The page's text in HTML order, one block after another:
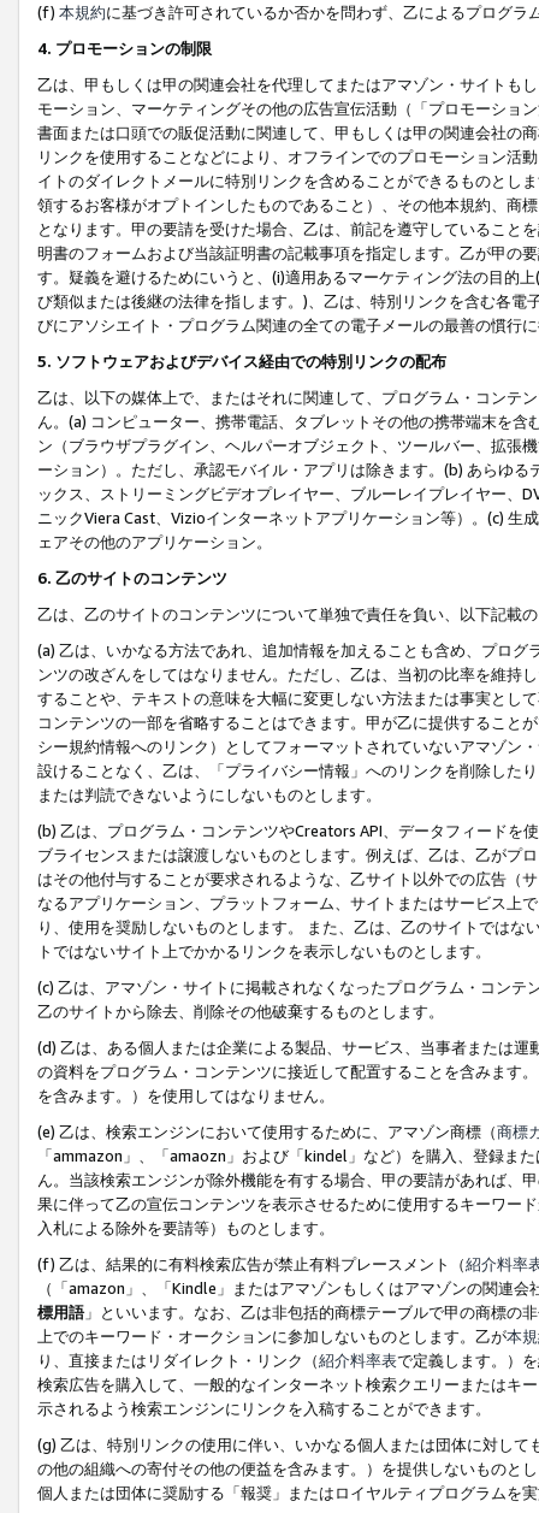
(f) 本規約に基づき許可されているか否かを問わず、乙によるプログ
4. プロモーションの制限
乙は、甲もしくは甲の関連会社を代理してまたはアマゾン・サイトも
モーション、マーケティングその他の広告宣伝活動（「プロモーショ
書面または口頭での販促活動に関連して、甲もしくは甲の関連会社の
リンクを使用することなどにより、オフラインでのプロモーション活
イトのダイレクトメールに特別リンクを含めることができるものとし
領するお客様がオプトインしたものであること）、その他本規約、商
となります。甲の要請を受けた場合、乙は、前記を遵守していること
明書のフォームおよび当該証明書の記載事項を指定します。乙が甲の
す。疑義を避けるためにいうと、(i)適用あるマーケティング法の目的
び類似または後継の法律を指します。)、乙は、特別リンクを含む各
びにアソシエイト・プログラム関連の全ての電子メールの最善の慣行
5. ソフトウェアおよびデバイス経由での特別リンクの配布
乙は、以下の媒体上で、またはそれに関連して、プログラム・コンテ
ん。(a) コンピューター、携帯電話、タブレットその他の携帯端末を
ン（ブラウザプラグイン、ヘルパーオブジェクト、ツールバー、拡張
ーション）。ただし、承認モバイル・アプリは除きます。(b) あらゆ
ックス、ストリーミングビデオプレイヤー、ブルーレイプレイヤー、
ニックViera Cast、Vizioインターネットアプリケーション等）。(c)
ェアその他のアプリケーション。
6. 乙のサイトのコンテンツ
乙は、乙のサイトのコンテンツについて単独で責任を負い、以下記載
(a) 乙は、いかなる方法であれ、追加情報を加えることも含め、プロ
ンツの改ざんをしてはなりません。ただし、乙は、当初の比率を維持
することや、テキストの意味を大幅に変更しない方法または事実とし
コンテンツの一部を省略することはできます。甲が乙に提供すること
シー規約情報へのリンク）としてフォーマットされていないアマゾン
設けることなく、乙は、「プライバシー情報」へのリンクを削除した
または判読できないようにしないものとします。
(b) 乙は、プログラム・コンテンツやCreators API、データフィード
ブライセンスまたは譲渡しないものとします。例えば、乙は、乙がプ
はその他付与することが要求されるような、乙サイト以外での広告（
なるアプリケーション、プラットフォーム、サイトまたはサービス上
り、使用を奨励しないものとします。 また、乙は、乙のサイトでは
トではないサイト上でかかるリンクを表示しないものとします。
(c) 乙は、アマゾン・サイトに掲載されなくなったプログラム・コン
乙のサイトから除去、削除その他破棄するものとします。
(d) 乙は、ある個人または企業による製品、サービス、当事者または
の資料をプログラム・コンテンツに接近して配置することを含みます
を含みます。）を使用してはなりません。
(e) 乙は、検索エンジンにおいて使用するために、アマゾン商標（商標
「ammazon」、「amaozn」および「kindel」など）を購入、登録ま
ん。当該検索エンジンが除外機能を有する場合、甲の要請があれば、
果に伴って乙の宣伝コンテンツを表示させるために使用するキーワー
入札による除外を要請等）ものとします。
(f) 乙は、結果的に有料検索広告が禁止有料プレースメント（紹介料率
（「amazon」、「Kindle」またはアマゾンもしくはアマゾンの関連
標用語」といいます。なお、乙は非包括的商標テーブルで甲の商標の
上でのキーワード・オークションに参加しないものとします。乙が本
り、直接またはリダイレクト・リンク（紹介料率表で定義します。）
検索広告を購入して、一般的なインターネット検索クエリーまたはキ
示されるよう検索エンジンにリンクを入稿することができます。
(g) 乙は、特別リンクの使用に伴い、いかなる個人または団体に対し
の他の組織への寄付その他の便益を含みます。）を提供しないものと
個人または団体に奨励する「報奨」またはロイヤルティプログラムを